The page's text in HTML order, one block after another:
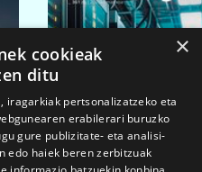
×
cookieak
ditu
iragarkiak pertsonalizatzeko eta
erabilerari buruzko
gure publizitate- eta analisi-
edo haiek beren zerbitzuak